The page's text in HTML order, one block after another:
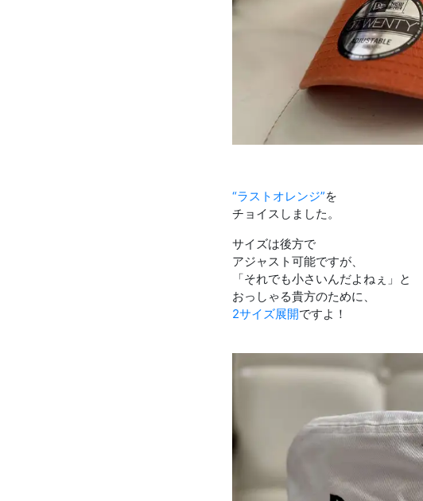
“ラストオレンジ”を
チョイスしました。
サイズは後方で
アジャスト可能ですが、
「それでも小さいんだよねぇ」と
おっしゃる貴方のために、
2サイズ展開ですよ！